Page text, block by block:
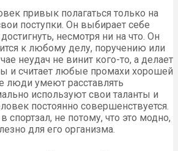
привык полагаться только на
поступки. Он выбирает себе
несмотря ни на что. Он
к любому делу, поручению или
неудач не винит кого-то, а делает
и считает любые промахи хорошей
люди умеют расставлять
используют свои таланты и
постоянно совершенствуется.
спортзал, не потому, что это модно,
для его организма.